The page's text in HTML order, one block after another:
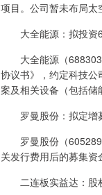
项目。公司暂未布局太
大全能源：拟投资
大全能源（688303
协议书》，约定科技
案及相关设备（包括储
罗曼股份：拟定增
罗曼股份（605289
关发行费用后的募集资
二连板实益达：股